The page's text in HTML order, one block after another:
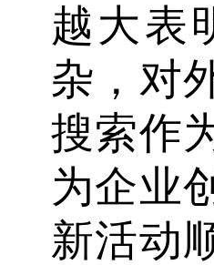
越大表
杂，对
搜索作
为企业
新活动